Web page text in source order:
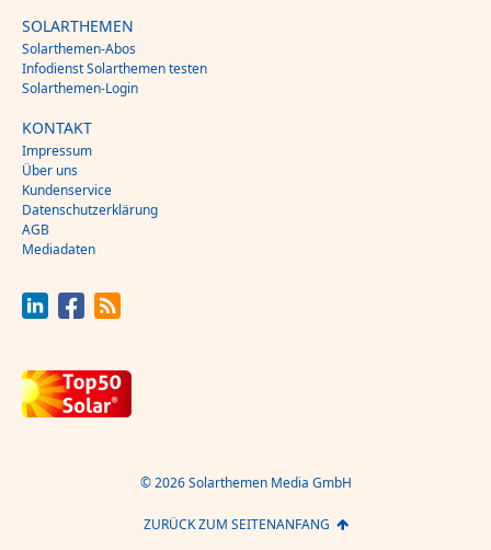
SOLARTHEMEN
Solarthemen-Abos
Infodienst Solarthemen testen
Solarthemen-Login
KONTAKT
Impressum
Über uns
Kundenservice
Datenschutzerklärung
AGB
Mediadaten
© 2026 Solarthemen Media GmbH
ZURÜCK ZUM SEITENANFANG